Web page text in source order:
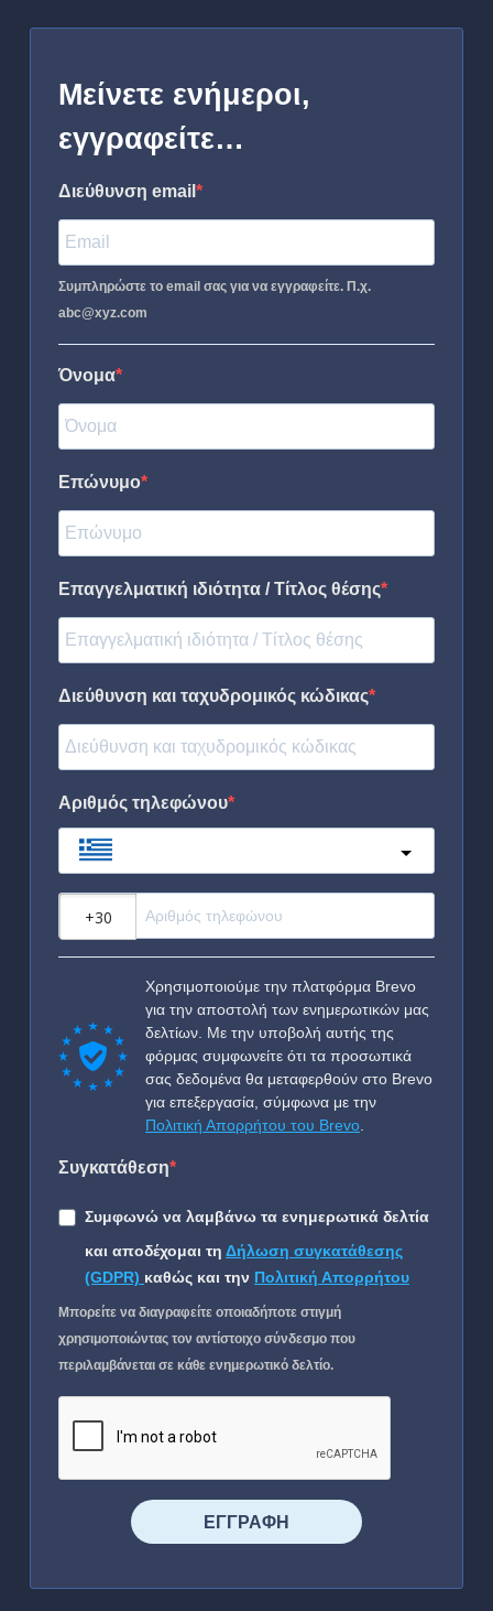
Μείνετε ενήμεροι,
εγγραφείτε…
Διεύθυνση email
Συμπληρώστε το email σας για να εγγραφείτε. Π.χ.
abc@xyz.com
Όνομα
Επώνυμο
Επαγγελματική ιδιότητα / Τίτλος θέσης
Διεύθυνση και ταχυδρομικός κώδικας
Αριθμός τηλεφώνου
Χρησιμοποιούμε την πλατφόρμα Brevo
για την αποστολή των ενημερωτικών μας
δελτίων. Με την υποβολή αυτής της
φόρμας συμφωνείτε ότι τα προσωπικά
σας δεδομένα θα μεταφερθούν στο Brevo
για επεξεργασία, σύμφωνα με την
Πολιτική Απορρήτου του Brevo
Συγκατάθεση
Συμφωνώ να λαμβάνω τα ενημερωτικά δελτία
και αποδέχομαι τη Δήλωση συγκατάθεσης
(GDPR) καθώς και την Πολιτική Απορρήτου
Μπορείτε να διαγραφείτε οποιαδήποτε στιγμή
χρησιμοποιώντας τον αντίστοιχο σύνδεσμο που
περιλαμβάνεται σε κάθε ενημερωτικό δελτίο.
⠀⠀⠀⠀ΕΓΓΡΑΦΗ⠀⠀⠀⠀